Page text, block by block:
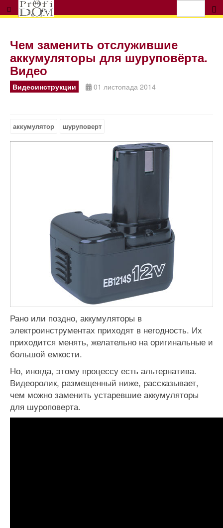
Чем заменить отслужившие
аккумуляторы для шуруповёрта.
Видео
Видеоинструкции 01 листопада 2014
аккумулятор шуруповерт
Рано или поздно, аккумуляторы в
электроинструментах приходят в негодность. Их
приходится менять, желательно на оригинальные и
большой емкости.
Но, иногда, этому процессу есть альтернатива.
Видеоролик, размещенный ниже, рассказывает,
чем можно заменить устаревшие аккумуляторы
для шуроповерта.